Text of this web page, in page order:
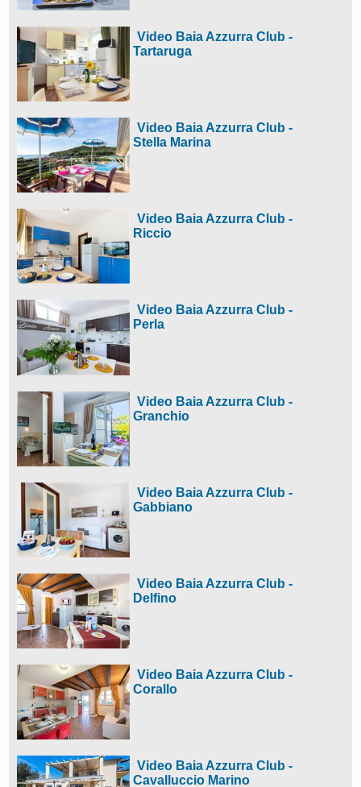
Video Baia Azzurra Club -
Tartaruga
Video Baia Azzurra Club -
Stella Marina
Video Baia Azzurra Club -
Riccio
Video Baia Azzurra Club -
Perla
Video Baia Azzurra Club -
Granchio
Video Baia Azzurra Club -
Gabbiano
Video Baia Azzurra Club -
Delfino
Video Baia Azzurra Club -
Corallo
Video Baia Azzurra Club -
Cavalluccio Marino